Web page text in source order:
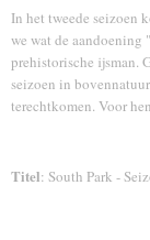
In het tweede seizoen
we wat de
prehistorische ijsman.
seizoen in
terechtkomen. Voor
Titel: South Park -